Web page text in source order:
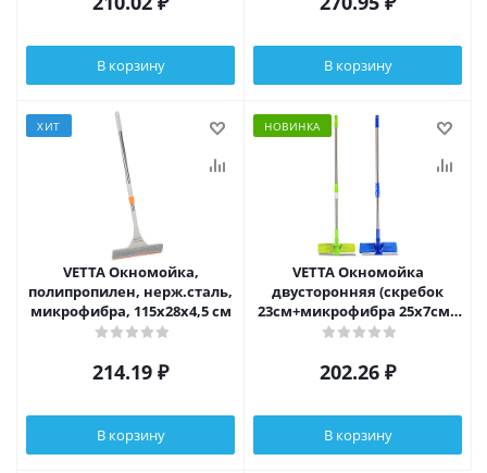
В корзину В корзину
ХИТ
VETTA Окномойка,
полипропилен, нерж.сталь,
микрофибра, 115х28х4,5 см
214.19 ₽
В корзину
НОВИНКА
VETTA Окномойка
двусторонняя (скребок
23см+микрофибра 25х7см),
телеск.черенок нерж.сталь
202.26 ₽
В корзину